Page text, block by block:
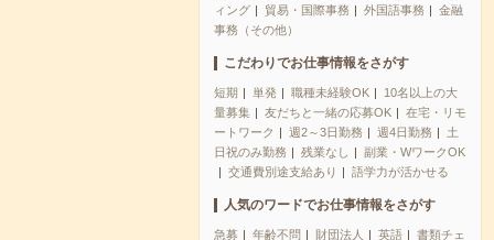
ィング
貿易・国際事務 外国語事務
金融
事務（その他）
こだわりでお仕事情報をさがす
短期 単発 職種未経験OK
10名以上の大
量募集
友だちと一緒の応募OK
在宅・リモ
ートワーク
週2～3日勤務 週4日勤務
土
日祝のみ勤務
残業なし
副業・WワークOK
交通費別途支給あり
語学力が活かせる
人気のワードでお仕事情報をさがす
急募 年齢不問 財団法人 英語
書類チェ